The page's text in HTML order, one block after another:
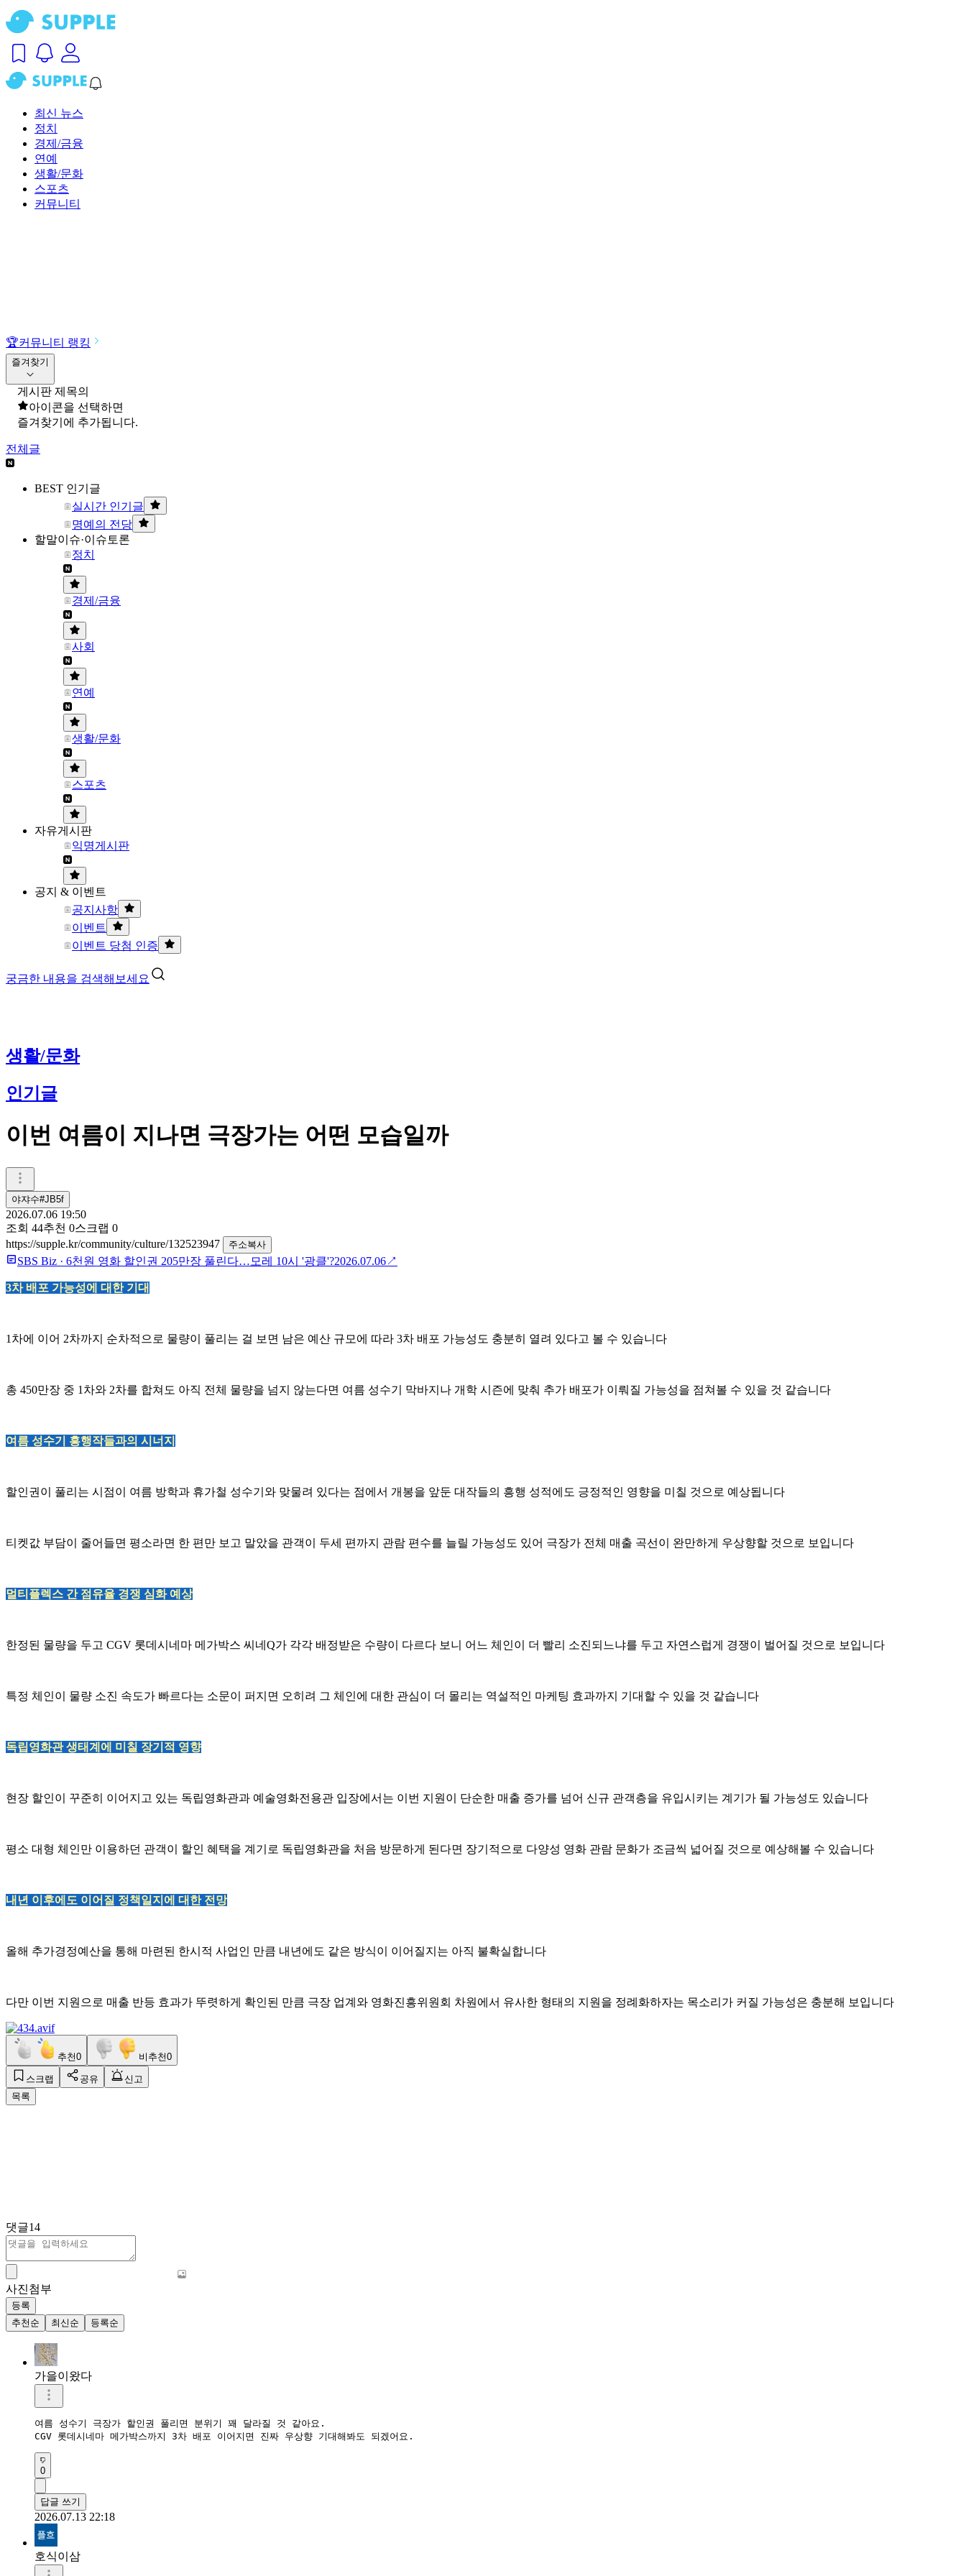
최신 뉴스
정치
경제/금융
연예
생활/문화
스포츠
커뮤니티
🏆커뮤니티 랭킹
즐겨찾기
게시판 제목의
아이콘을 선택하면
즐겨찾기에 추가됩니다.
전체글
BEST 인기글
실시간 인기글
명예의 전당
할말이슈·이슈토론
정치
경제/금융
사회
연예
생활/문화
스포츠
자유게시판
익명게시판
공지 & 이벤트
공지사항
이벤트
이벤트 당첨 인증
궁금한 내용을 검색해보세요
생활/문화
인기글
이번 여름이 지나면 극장가는 어떤 모습일까
야쟈수#JB5f
2026.07.06 19:50
조회 44추천 0스크랩 0
https://supple.kr/community/culture/132523947
주소복사
SBS Biz · 6천원 영화 할인권 205만장 풀린다…모레 10시 '광클'?2026.07.06↗
3차 배포 가능성에 대한 기대
1차에 이어 2차까지 순차적으로 물량이 풀리는 걸 보면 남은 예산 규모에 따라 3차 배포 가능성도 충분히 열려 있다고 볼 수 있습니다
총 450만장 중 1차와 2차를 합쳐도 아직 전체 물량을 넘지 않는다면 여름 성수기 막바지나 개학 시즌에 맞춰 추가 배포가 이뤄질 가능성을 점쳐볼 수 있을 것 같습니다
여름 성수기 흥행작들과의 시너지
할인권이 풀리는 시점이 여름 방학과 휴가철 성수기와 맞물려 있다는 점에서 개봉을 앞둔 대작들의 흥행 성적에도 긍정적인 영향을 미칠 것으로 예상됩니다
티켓값 부담이 줄어들면 평소라면 한 편만 보고 말았을 관객이 두세 편까지 관람 편수를 늘릴 가능성도 있어 극장가 전체 매출 곡선이 완만하게 우상향할 것으로 보입니다
멀티플렉스 간 점유율 경쟁 심화 예상
한정된 물량을 두고 CGV 롯데시네마 메가박스 씨네Q가 각각 배정받은 수량이 다르다 보니 어느 체인이 더 빨리 소진되느냐를 두고 자연스럽게 경쟁이 벌어질 것으로 보입니다
특정 체인이 물량 소진 속도가 빠르다는 소문이 퍼지면 오히려 그 체인에 대한 관심이 더 몰리는 역설적인 마케팅 효과까지 기대할 수 있을 것 같습니다
독립영화관 생태계에 미칠 장기적 영향
현장 할인이 꾸준히 이어지고 있는 독립영화관과 예술영화전용관 입장에서는 이번 지원이 단순한 매출 증가를 넘어 신규 관객층을 유입시키는 계기가 될 가능성도 있습니다
평소 대형 체인만 이용하던 관객이 할인 혜택을 계기로 독립영화관을 처음 방문하게 된다면 장기적으로 다양성 영화 관람 문화가 조금씩 넓어질 것으로 예상해볼 수 있습니다
내년 이후에도 이어질 정책일지에 대한 전망
올해 추가경정예산을 통해 마련된 한시적 사업인 만큼 내년에도 같은 방식이 이어질지는 아직 불확실합니다
다만 이번 지원으로 매출 반등 효과가 뚜렷하게 확인된 만큼 극장 업계와 영화진흥위원회 차원에서 유사한 형태의 지원을 정례화하자는 목소리가 커질 가능성은 충분해 보입니다
추천0 비추천0
스크랩 공유
신고
목록
댓글14
사진첨부
등록
추천순
최신순 등록순
가을이왔다
여름 성수기 극장가 할인권 풀리면 분위기 꽤 달라질 것 같아요.
CGV 롯데시네마 메가박스까지 3차 배포 이어지면 진짜 우상향 기대해봐도 되겠어요.
0
답글 쓰기
2026.07.13 22:18
호식이삼